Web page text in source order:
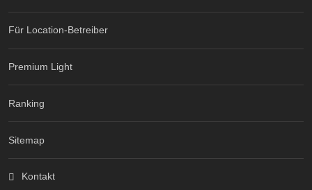
Für Location-Betreiber
Premium Light
Ranking
Sitemap
Kontakt